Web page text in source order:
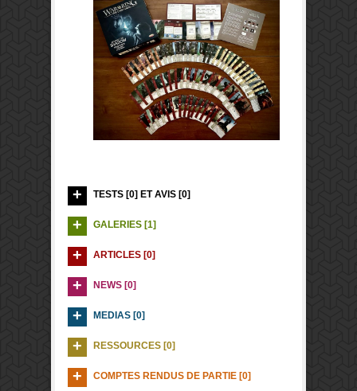
TESTS [0] ET AVIS [0]
GALERIES [1]
ARTICLES [0]
NEWS [0]
MEDIAS [0]
RESSOURCES [0]
COMPTES RENDUS DE PARTIE [0]